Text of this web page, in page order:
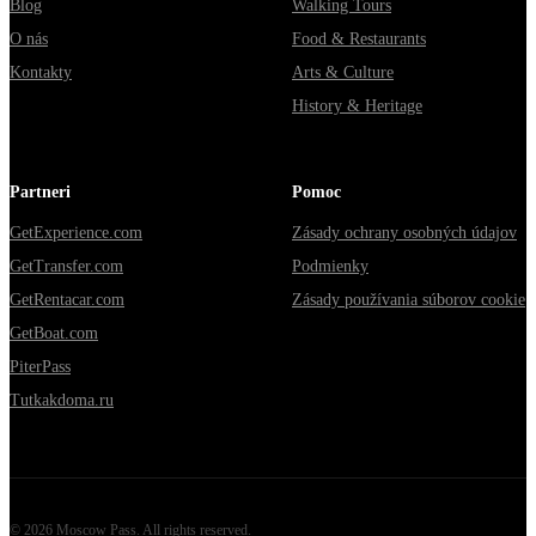
Blog
O nás
Kontakty
Walking Tours
Food & Restaurants
Arts & Culture
History & Heritage
Partneri
GetExperience.com
GetTransfer.com
GetRentacar.com
GetBoat.com
PiterPass
Tutkakdoma.ru
Pomoc
Zásady ochrany osobných údajov
Podmienky
Zásady používania súborov cookie
© 2026 Moscow Pass . All rights reserved.